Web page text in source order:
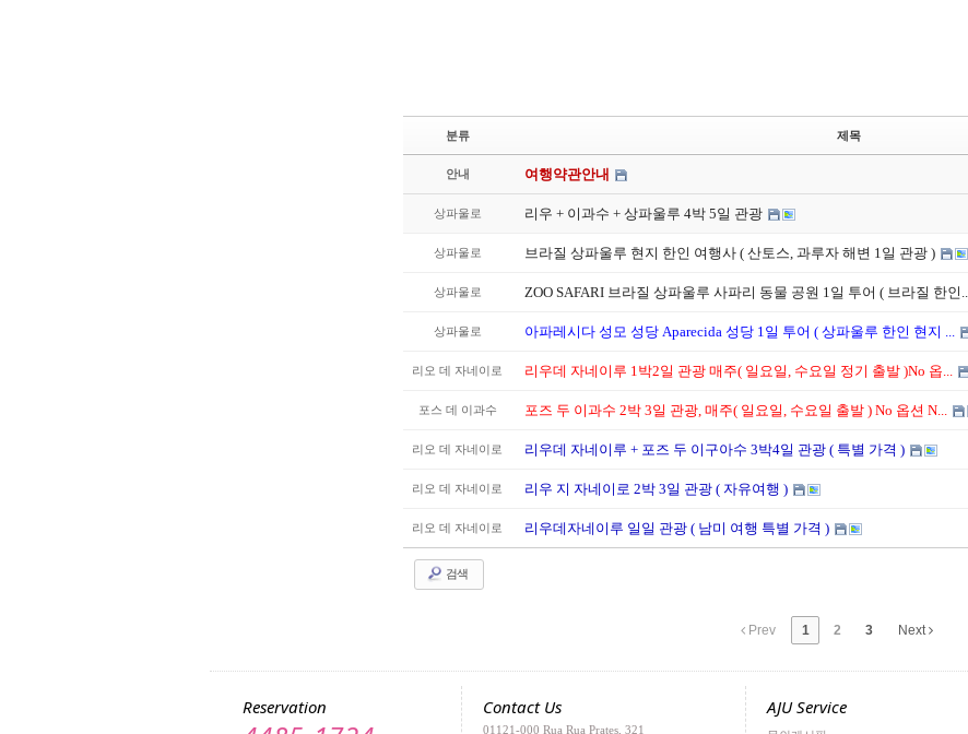
분류 제목
안내 여행약관안내
상파울로 리우 + 이과수 + 상파울루 4박 5일 관광
상파울로 브라질 상파울루 현지 한인 여행사 ( 산토스, 과루자 해변 1일 관광 )
상파울로 ZOO SAFARI 브라질 상파울루 사파리 동물 공원 1일 투어 ( 브라질 한인...
상파울로 아파레시다 성모 성당 Aparecida 성당 1일 투어 ( 상파울루 한인 현지 ...
리오 데 자네이로 리우데 자네이루 1박2일 관광 매주( 일요일, 수요일 정기 출발 )No 옵...
포스 데 이과수 포즈 두 이과수 2박 3일 관광, 매주( 일요일, 수요일 출발 ) No 옵션 N...
리오 데 자네이로 리우데 자네이루 + 포즈 두 이구아수 3박4일 관광 ( 특별 가격 )
리오 데 자네이로 리우 지 자네이로 2박 3일 관광 ( 자유여행 )
리오 데 자네이로 리우데자네이루 일일 관광 ( 남미 여행 특별 가격 )
검색
Prev 1 2 3 Next
Reservation Contact Us
01121-000 Rua Rua Prates, 321
AJU Service